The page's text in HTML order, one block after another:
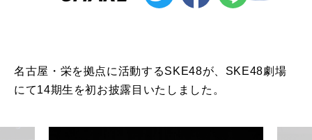
名古屋・栄を拠点に活動するSKE48が、SKE48劇場
にて14期生を初お披露目いたしました。